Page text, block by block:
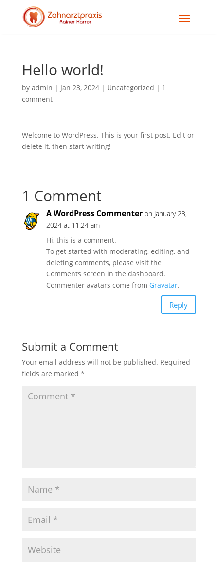
Hello world!
by admin | Jan 23, 2024| Uncategorized | 1
comment
Welcome to WordPress. This is your first post. Edit or
delete it, then start writing!
1 Comment
A WordPress Commenter on January 23,
2024 at 11:24 am
Hi, this is a comment.
To get started with moderating, editing, and
deleting comments, please visit the
Comments screen in the dashboard.
Commenter avatars come from Gravatar.
Reply
Submit a Comment
Your email address will not be published. Required
fields are marked *